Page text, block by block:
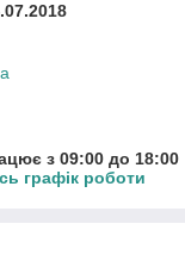
з 09:00 до 18:00
графік роботи